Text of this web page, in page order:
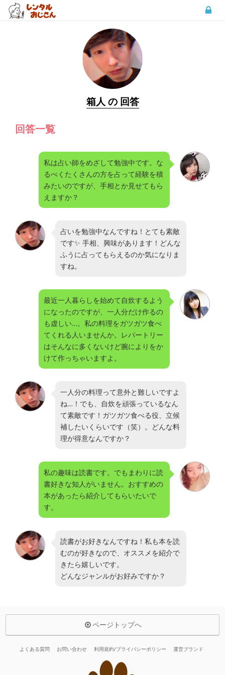
箱人 の 回答
回答一覧
私は占い師をめざして勉強中です。な
るべくたくさんの方を占って経験を積
みたいのですが、手相とか見せてもら
えますか？
占いを勉強中なんですね！とても素敵
です✨ 手相、興味があります！どんな
ふうに占ってもらえるのか気になりま
すね。
最近一人暮らしを始めて自炊するよう
になったのですが、一人分だけ作るの
も虚しい…。私の料理をガツガツ食べ
てくれる人いませんか。レパートリー
はそんなに多くないけど腕によりをか
けて作っちゃいますよ。
一人分の料理って意外と難しいですよ
ね…！でも、自炊を頑張っているなん
て素敵です！ガツガツ食べる役、立候
補したいくらいです（笑）。どんな料
理が得意なんですか？
私の趣味は読書です。でもまわりに読
書好きな知人がいません。おすすめの
本があったら紹介してもらいたいで
す。
読書がお好きなんですね！私も本を読
むのが好きなので、オススメを紹介で
きたら嬉しいです。
どんなジャンルがお好みですか？
ページトップへ
よくある質問 お問い合わせ 利用規約/プライバシーポリシー 運営ブランド